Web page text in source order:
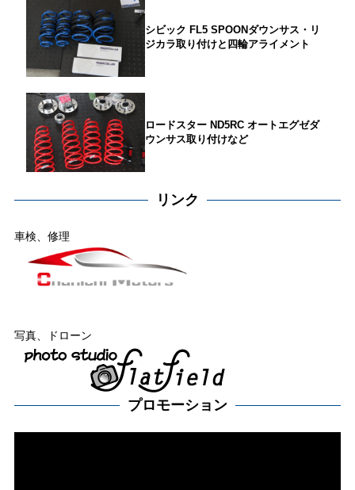
シビック FL5 SPOONダウンサス・リ
ジカラ取り付けと四輪アライメント
ロードスター ND5RC オートエグゼダ
ウンサス取り付けなど
リンク
車検、修理
写真、ドローン
プロモーション